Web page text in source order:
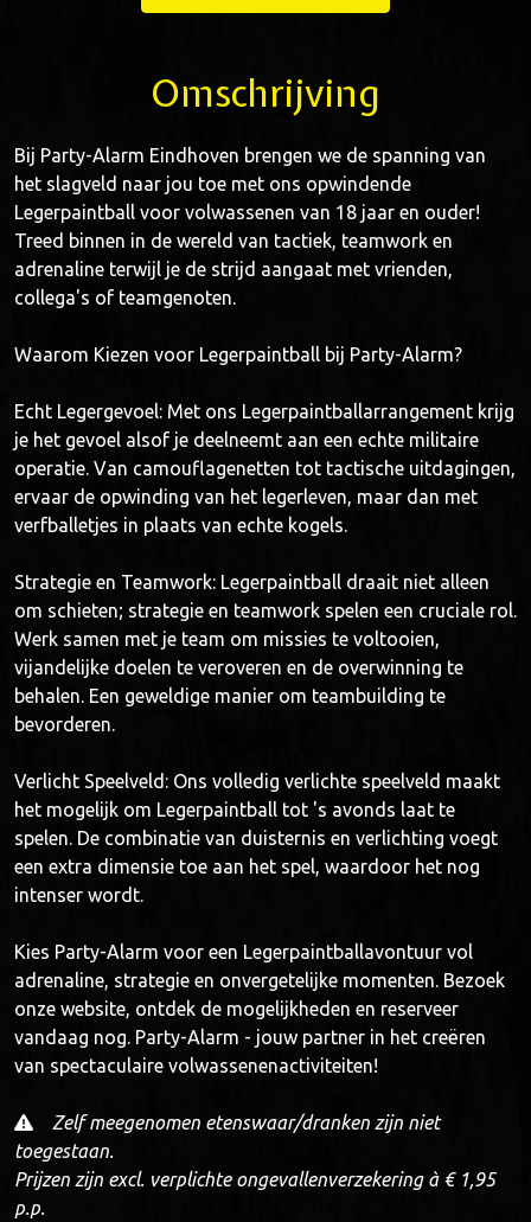
Omschrijving
Bij Party-Alarm Eindhoven brengen we de spanning van
het slagveld naar jou toe met ons opwindende
Legerpaintball voor volwassenen van 18 jaar en ouder!
Treed binnen in de wereld van tactiek, teamwork en
adrenaline terwijl je de strijd aangaat met vrienden,
collega's of teamgenoten.
Waarom Kiezen voor Legerpaintball bij Party-Alarm?
Echt Legergevoel: Met ons Legerpaintballarrangement krijg
je het gevoel alsof je deelneemt aan een echte militaire
operatie. Van camouflagenetten tot tactische uitdagingen,
ervaar de opwinding van het legerleven, maar dan met
verfballetjes in plaats van echte kogels.
Strategie en Teamwork: Legerpaintball draait niet alleen
om schieten; strategie en teamwork spelen een cruciale rol.
Werk samen met je team om missies te voltooien,
vijandelijke doelen te veroveren en de overwinning te
behalen. Een geweldige manier om teambuilding te
bevorderen.
Verlicht Speelveld: Ons volledig verlichte speelveld maakt
het mogelijk om Legerpaintball tot 's avonds laat te
spelen. De combinatie van duisternis en verlichting voegt
een extra dimensie toe aan het spel, waardoor het nog
intenser wordt.
Kies Party-Alarm voor een Legerpaintballavontuur vol
adrenaline, strategie en onvergetelijke momenten. Bezoek
onze website, ontdek de mogelijkheden en reserveer
vandaag nog. Party-Alarm - jouw partner in het creëren
van spectaculaire volwassenenactiviteiten!
Zelf meegenomen etenswaar/dranken zijn niet
toegestaan.
Prijzen zijn excl. verplichte ongevallenverzekering à € 1,95
p.p.